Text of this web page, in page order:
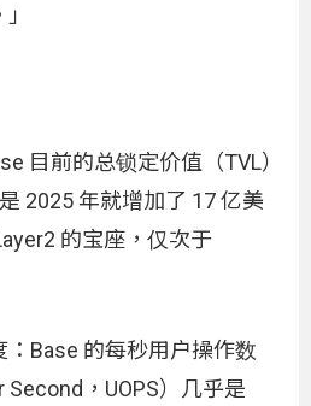
目前的总锁定价值（TVL）
2025 年就增加了 17 亿美
的宝座，仅次于
Base 的每秒用户操作数
Second，UOPS）几乎是